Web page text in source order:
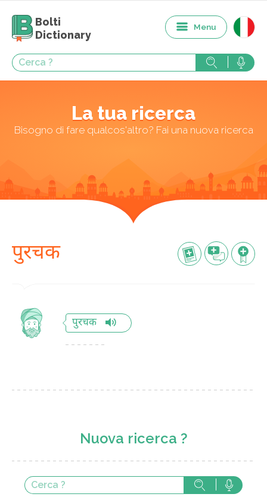
Bolti
Dictionary
Menu
La tua ricerca
Bisogno di fare qualcos'altro? Fai una nuova ricerca
पुरचक
पुरचक
Nuova ricerca ?